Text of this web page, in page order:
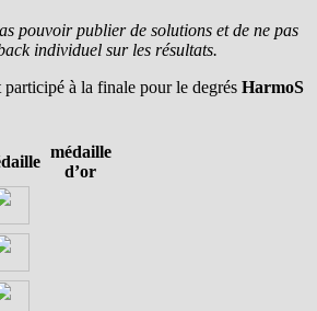
pouvoir publier de solutions et de ne pas
individuel sur les résultats.
à la finale pour le degrés HarmoS
médaille
d’or